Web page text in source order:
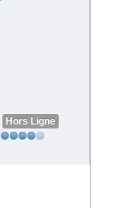
Hors Ligne